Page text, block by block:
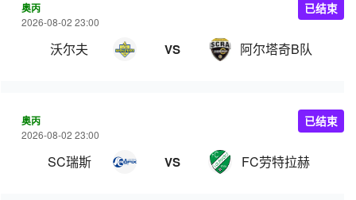
奥丙
2026-08-02 23:00
沃尔夫 VS 阿尔塔奇B队
已结束
奥丙
2026-08-02 23:00
SC瑞斯 VS FC劳特拉赫
已结束